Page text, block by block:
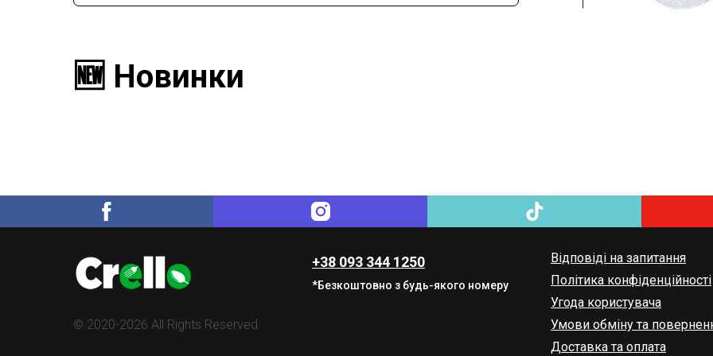
🆕 Новинки
© 2020-2026 All Rights Reserved
+38 093 344 1250
*Безкоштовно з будь-якого номеру
Відповіді на запитання
Політика конфіденційності
Угода користувача
Умови обміну та
Доставка та оплата